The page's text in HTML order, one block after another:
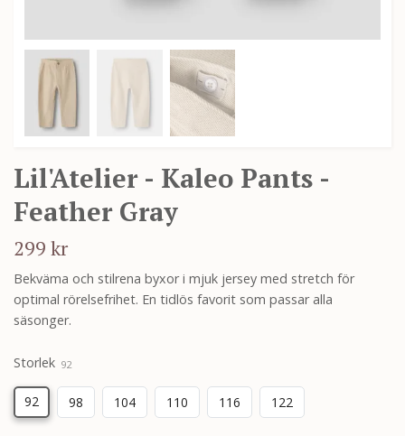
Lil'Atelier - Kaleo Pants -
Feather Gray
299 kr
Bekväma och stilrena byxor i mjuk jersey med stretch för
optimal rörelsefrihet. En tidlös favorit som passar alla
säsonger.
Storlek 92
92 98 104 110 116 122